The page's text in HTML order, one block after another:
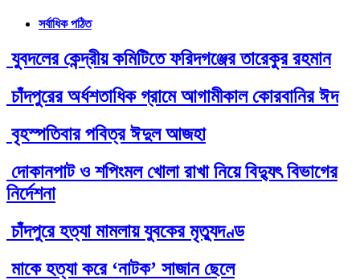
সর্বাধিক পঠিত
যুবদলের কেন্দ্রীয় কমিটিতে ফরিদগঞ্জের তারেকুর রহমান
চাঁদপুরের অর্ধশতাধিক গ্রামে আগামীকাল কোরবানির ঈদ
বৃহস্পতিবার পবিত্র ঈদুল আজহা
দোকানপাট ও শপিংমল খোলা রাখা নিয়ে বিদ্যুৎ বিভাগের
নির্দেশনা
চাঁদপুরে হত্যা মামলায় যুবকের মৃত্যুদণ্ড
মাকে হত্যা করে ‘নাটক’ সাজান ছেলে